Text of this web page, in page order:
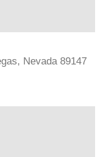
Nevada 89147